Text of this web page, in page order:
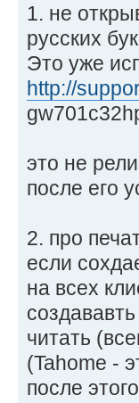
1. не
русских
Это уже
http://
это не
после его
2. про
если
на всех
читать
(Tahome -
после